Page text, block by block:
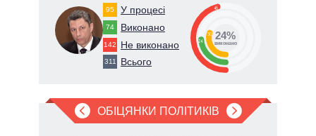
95 У процесі
74 Виконано
142 Не виконано
311 Всього
46
24
30 24%
виконано
ОБІЦЯНКИ ПОЛІТИКІВ